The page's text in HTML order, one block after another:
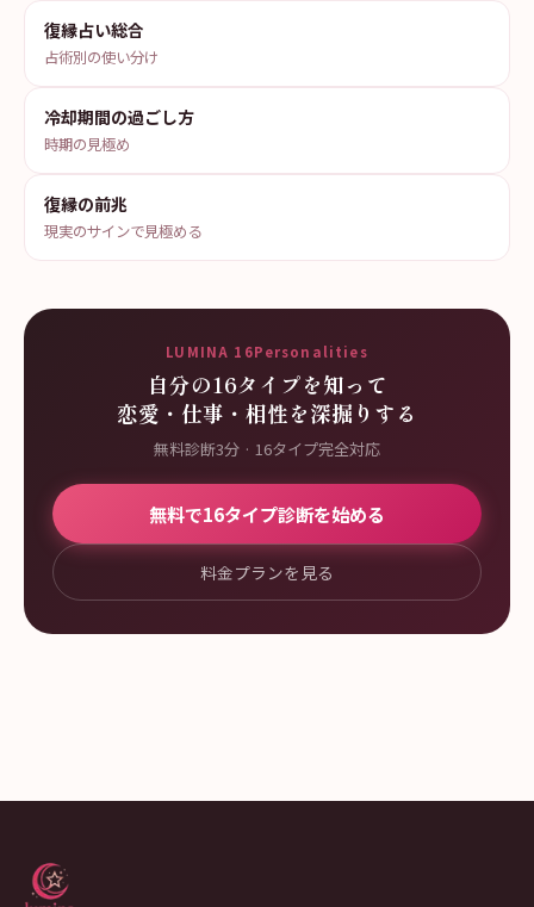
復縁占い総合
占術別の使い分け
冷却期間の過ごし方
時期の見極め
復縁の前兆
現実のサインで見極める
LUMINA 16Personalities
自分の16タイプを知って
恋愛・仕事・相性を深掘りする
無料診断3分 · 16タイプ完全対応
無料で16タイプ診断を始める
料金プランを見る